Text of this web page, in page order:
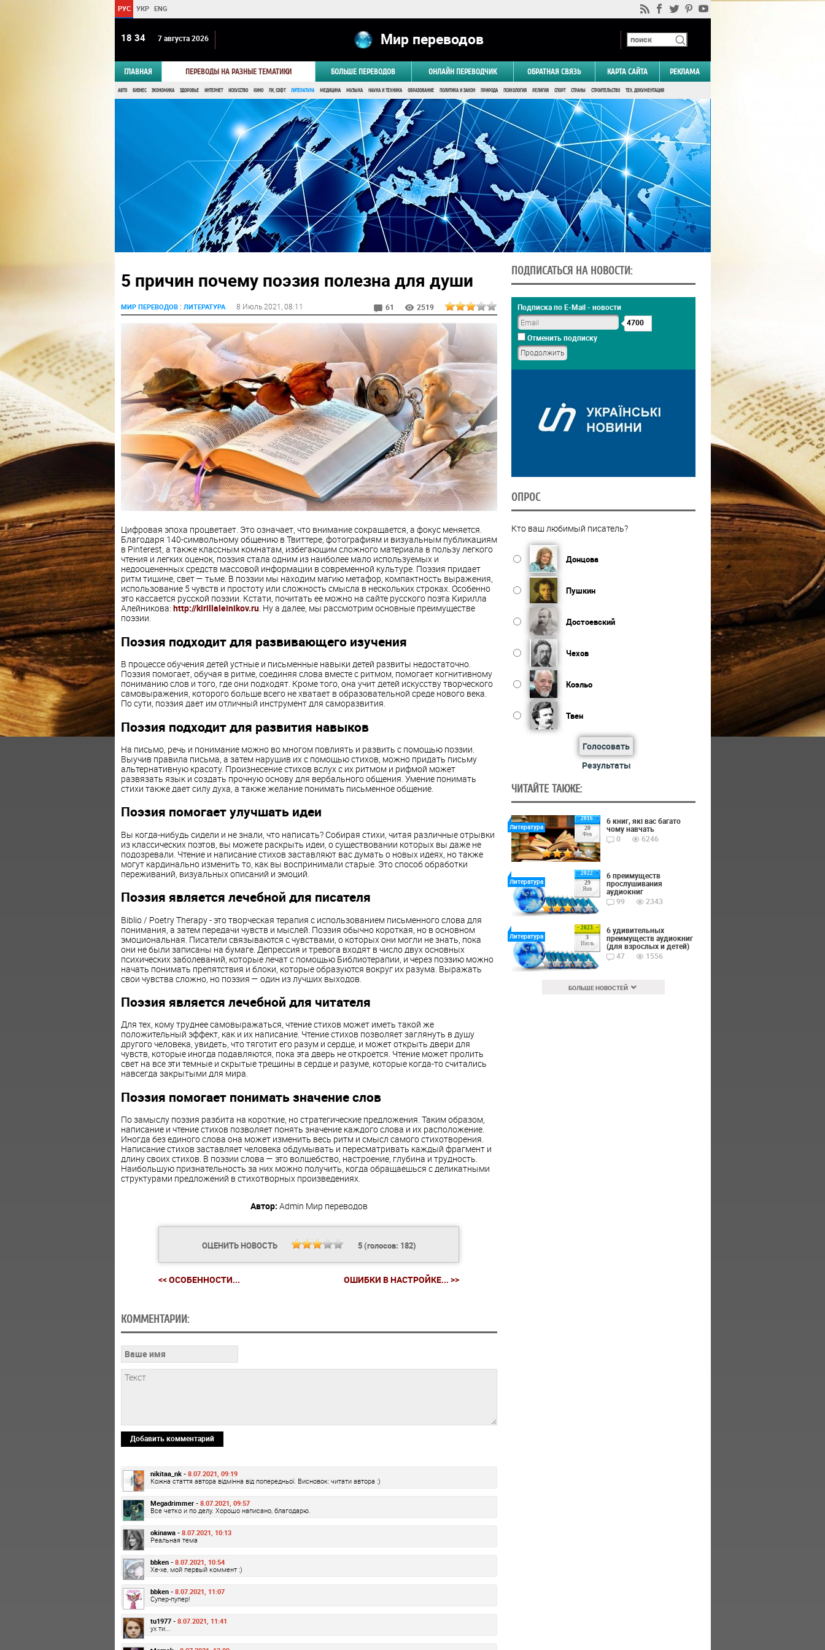
РУС УКР ENG
18:34 7 августа 2026 Мир переводов
ГЛАВНАЯ ПЕРЕВОДЫ НА РАЗНЫЕ ТЕМАТИКИ БОЛЬШЕ ПЕРЕВОДОВ ОНЛАЙН ПЕРЕВОДЧИК ОБРАТНАЯ СВЯЗЬ КАРТА САЙТА РЕКЛАМА
АВТО БИЗНЕС ЭКОНОМИКА ЗДОРОВЬЕ ИНТЕРНЕТ ИСКУССТВО КИНО ПК, СОФТ ЛИТЕРАТУРА МЕДИЦИНА МУЗЫКА НАУКА И ТЕХНИКА ОБРАЗОВАНИЕ ПОЛИТИКА И ЗАКОН ПРИРОДА ПСИХОЛОГИЯ РЕЛИГИЯ СПОРТ СТРАНЫ СТРОИТЕЛЬСТВО ТЕХ. ДОКУМЕНТАЦИЯ
5 причин почему поэзия полезна для души
МИР ПЕРЕВОДОВ: ЛИТЕРАТУРА 8 Июль 2021 , 08:11 61 2519
Цифровая эпоха процветает. Это означает, что внимание сокращается, а фокус меняется.
Благодаря 140-символьному общению в Твиттере, фотографиям и визуальным публикациям
в Pinterest, а также классным комнатам, избегающим сложного материала в пользу легкого
чтения и легких оценок, поэзия стала одним из наиболее мало используемых и
недооцененных средств массовой информации в современной культуре. Поэзия придает
ритм тишине, свет — тьме. В поэзии мы находим магию метафор, компактность выражения,
использование 5 чувств и простоту или сложность смысла в нескольких строках. Особенно
это кассается русской поэзии. Кстати, почитать ее можно на сайте русского поэта Кирилла
Алейникова: http://kirillaleinikov.ru. Ну а далее, мы рассмотрим основные преимуществе
поэзии.
Поэзия подходит для развивающего изучения
В процессе обучения детей устные и письменные навыки детей развиты недостаточно.
Поэзия помогает, обучая в ритме, соединяя слова вместе с ритмом, помогает когнитивному
пониманию слов и того, где они подходят. Кроме того, она учит детей искусству творческого
самовыражения, которого больше всего не хватает в образовательной среде нового века.
По сути, поэзия дает им отличный инструмент для саморазвития.
Поэзия подходит для развития навыков
На письмо, речь и понимание можно во многом повлиять и развить с помощью поэзии.
Выучив правила письма, а затем нарушив их с помощью стихов, можно придать письму
альтернативную красоту. Произнесение стихов вслух с их ритмом и рифмой может
развязать язык и создать прочную основу для вербального общения. Умение понимать
стихи также дает силу духа, а также желание понимать письменное общение.
Поэзия помогает улучшать идеи
Вы когда-нибудь сидели и не знали, что написать? Собирая стихи, читая различные отрывки
из классических поэтов, вы можете раскрыть идеи, о существовании которых вы даже не
подозревали. Чтение и написание стихов заставляют вас думать о новых идеях, но также
могут кардинально изменить то, как вы воспринимали старые. Это способ обработки
переживаний, визуальных описаний и эмоций.
Поэзия является лечебной для писателя
Biblio / Poetry Therapy - это творческая терапия с использованием письменного слова для
понимания, а затем передачи чувств и мыслей. Поэзия обычно короткая, но в основном
эмоциональная. Писатели связываются с чувствами, о которых они могли не знать, пока
они не были записаны на бумаге. Депрессия и тревога входят в число двух основных
психических заболеваний, которые лечат с помощью Библиотерапии, и через поэзию можно
начать понимать препятствия и блоки, которые образуются вокруг их разума. Выражать
свои чувства сложно, но поэзия — один из лучших выходов.
Поэзия является лечебной для читателя
Для тех, кому труднее самовыражаться, чтение стихов может иметь такой же
положительный эффект, как и их написание. Чтение стихов позволяет заглянуть в душу
другого человека, увидеть, что тяготит его разум и сердце, и может открыть двери для
чувств, которые иногда подавляются, пока эта дверь не откроется. Чтение может пролить
свет на все эти темные и скрытые трещины в сердце и разуме, которые когда-то считались
навсегда закрытыми для мира.
Поэзия помогает понимать значение слов
По замыслу поэзия разбита на короткие, но стратегические предложения. Таким образом,
написание и чтение стихов позволяет понять значение каждого слова и их расположение.
Иногда без единого слова она может изменить весь ритм и смысл самого стихотворения.
Написание стихов заставляет человека обдумывать и пересматривать каждый фрагмент и
длину своих стихов. В поэзии слова — это волшебство, настроение, глубина и трудность.
Наибольшую признательность за них можно получить, когда обращаешься с деликатными
структурами предложений в стихотворных произведениях.
Автор: Admin Мир переводов
ОЦЕНИТЬ НОВОСТЬ 5(голосов: 182)
<< ОСОБЕННОСТИ... ОШИБКИ В НАСТРОЙКЕ... >>
КОММЕНТАРИИ:
Добавить комментарий
nikitaa_nk - 8.07.2021, 09:19
Кожна стаття автора відмінна від попередньої. Висновок: читати автора :)
Megadrimmer - 8.07.2021, 09:57
Все четко и по делу. Хорошо написано, благодарю.
okinawa - 8.07.2021, 10:13
Реальная тема
bbken - 8.07.2021, 10:54
Хе-хе, мой первый коммент :)
bbken - 8.07.2021, 11:07
Супер-пупер!
tu1977 - 8.07.2021, 11:41
ух ти...
ПОДПИСАТЬСЯ НА НОВОСТИ:
Подписка по E-Mail - новости
4700
Отменить подписку
ОПРОС
Кто ваш любимый писатель?
Донцова
Пушкин
Достоевский
Чехов
Коэльо
Твен
Голосовать
Результаты
ЧИТАЙТЕ ТАКЖЕ:
2016
20
Фев
Литература
6 книг, які вас багато
чому навчать
0
6246
2022
29
Янв
Литература
6 преимуществ
прослушивания
аудиокниг
99
2343
2023
3
Июль
Литература
6 удивительных
преимуществ аудиокниг
(для взрослых и детей)
47
1556
БОЛЬШЕ НОВОСТЕЙ